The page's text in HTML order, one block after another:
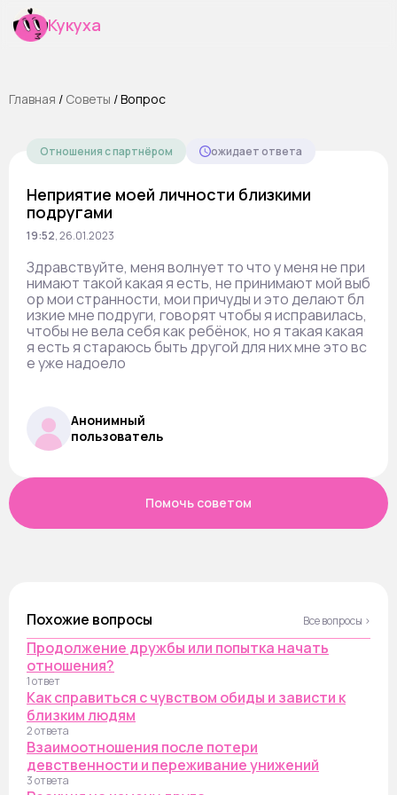
Кукуха
Главная / Cоветы /Вопрос
Отношения с партнёром ожидает ответа
Неприятие моей личности близкими
подругами
19:52,26.01.2023
Здравствуйте, меня волнует то что у меня не при
нимают такой какая я есть, не принимают мой выб
ор мои странности, мои причуды и это делают бл
изкие мне подруги, говорят чтобы я исправилась,
чтобы не вела себя как ребёнок, но я такая какая
я есть я стараюсь быть другой для них мне это вс
е уже надоело
Анонимный
пользователь
Помочь советом
Похожие вопросы Все вопросы ›
Продолжение дружбы или попытка начать
отношения?
1 ответ
Как справиться с чувством обиды и зависти к
близким людям
2 ответа
Взаимоотношения после потери
девственности и переживание унижений
3 ответа